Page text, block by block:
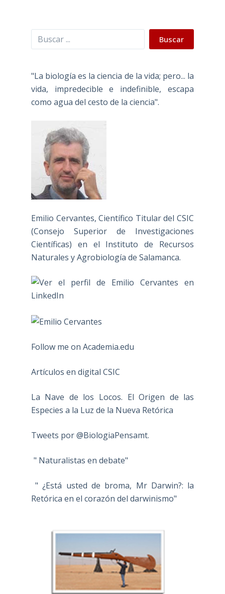
Buscar Buscar
"La biología es la ciencia de la vida; pero... la
vida, impredecible e indefinible, escapa
como agua del cesto de la ciencia".
Emilio Cervantes, Científico Titular del CSIC
(Consejo Superior de Investigaciones
Científicas) en el Instituto de Recursos
Naturales y Agrobiología de Salamanca.
Follow me on Academia.edu
Artículos en digital CSIC
La Nave de los Locos. El Origen de las
Especies a la Luz de la Nueva Retórica
Tweets por @BiologiaPensamt.
" Naturalistas en debate"
" ¿Está usted de broma, Mr Darwin?: la
Retórica en el corazón del darwinismo"